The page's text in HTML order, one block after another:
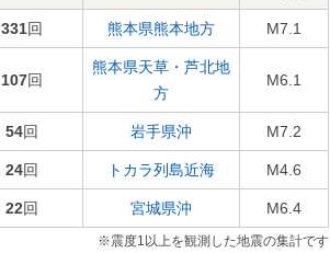
331回 熊本県熊本地方 M7.1
107回
熊本県天草・芦北地
方
M6.1
54回 岩手県沖 M7.2
24回 トカラ列島近海 M4.6
22回 宮城県沖 M6.4
※震度1以上を観測した地震の集計です